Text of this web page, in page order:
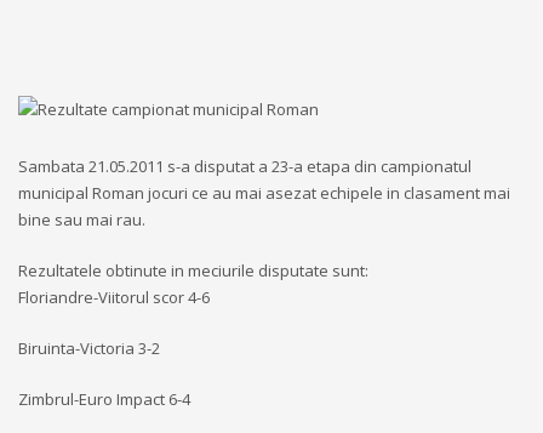
Sambata 21.05.2011 s-a disputat a 23-a etapa din campionatul
municipal Roman jocuri ce au mai asezat echipele in clasament mai
bine sau mai rau.
Rezultatele obtinute in meciurile disputate sunt:
Floriandre-Viitorul scor 4-6
Biruinta-Victoria 3-2
Zimbrul-Euro Impact 6-4